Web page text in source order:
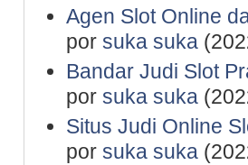
Agen Slot Online
por suka suka
Bandar Judi Slot
por suka suka
Situs Judi Online
por suka suka